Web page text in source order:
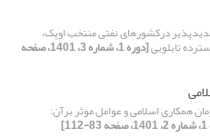
درکشورهای نفتی منتخب اوپک،
تابلویی [دوره 1، شماره 3، 1401، صفحه
همکاری اسلامی و عوامل موثر برآن: